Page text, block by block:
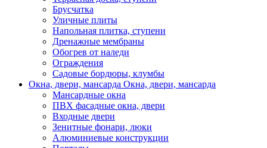
Брусчатка
Уличные плиты
Напольная плитка, ступени
Дренажные мембраны
Обогрев от наледи
Ограждения
Садовые бордюры, клумбы
Окна, двери, мансарда Окна, двери, мансарда
Мансардные окна
ПВХ фасадные окна, двери
Входные двери
Зенитные фонари, люки
Алюминиевые конструкции